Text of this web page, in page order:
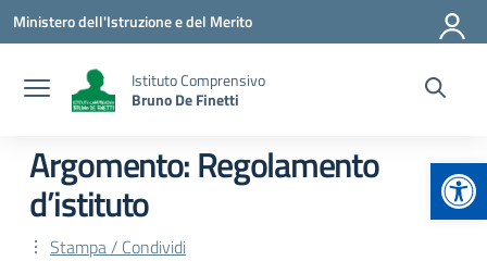
Vai ai contenuti
Vai al menu di navigazione
Vai al footer
Ministero dell'Istruzione e del Merito
Istituto Comprensivo
Bruno De Finetti
Argomento: Regolamento
d’istituto
Stampa / Condividi